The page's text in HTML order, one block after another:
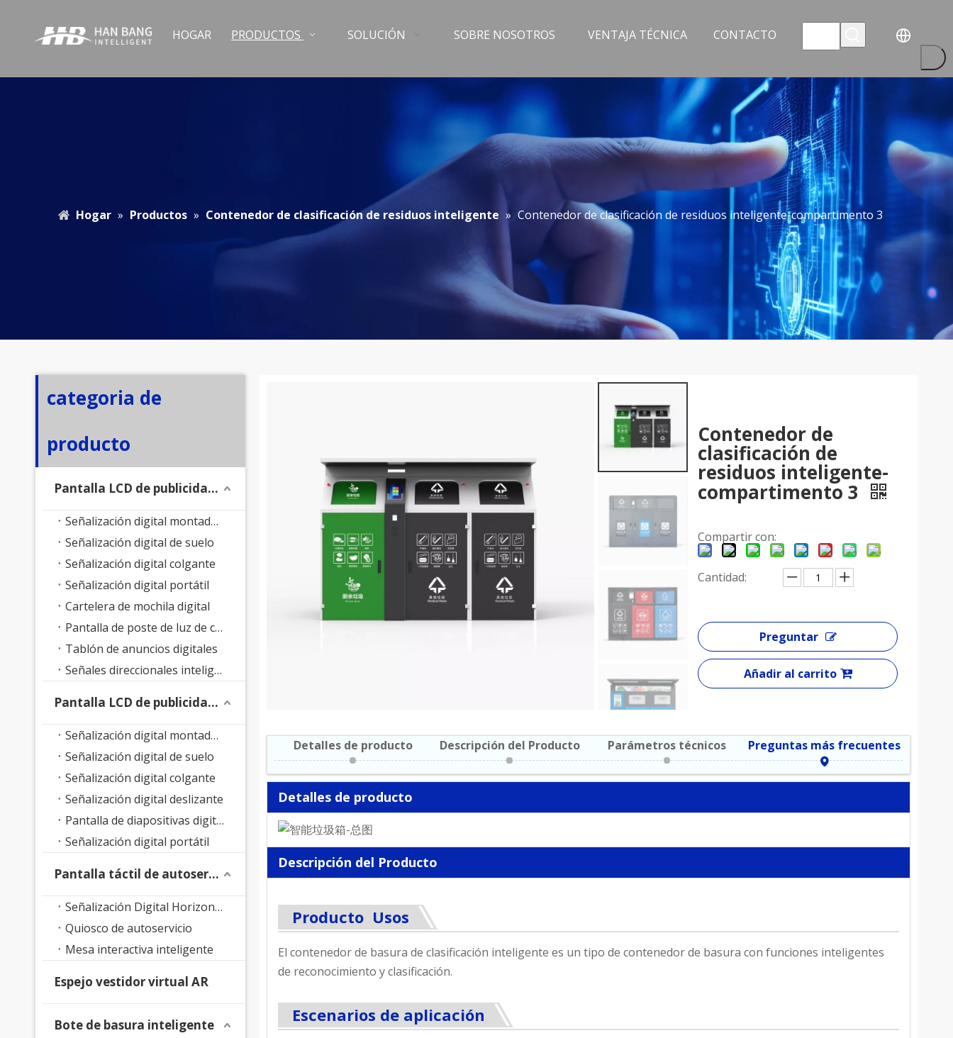
HOGAR PRODUCTOS SOLUCIÓN SOBRE NOSOTROS VENTAJA TÉCNICA CONTACTO
Hogar » Productos » Contenedor de clasificación de residuos inteligente » Contenedor de clasificación de residuos inteligente-compartimento 3
categoria de
producto
Pantalla LCD de publicidad exterior
Señalización digital montada en la pared
Señalización digital de suelo
Señalización digital colgante
Señalización digital portátil
Cartelera de mochila digital
Pantalla de poste de luz de calle inteligente
Tablón de anuncios digitales
Señales direccionales inteligentes
Pantalla LCD de publicidad interior
Señalización digital montada en la pared
Señalización digital de suelo
Señalización digital colgante
Señalización digital deslizante
Pantalla de diapositivas digitales
Señalización digital portátil
Pantalla táctil de autoservicio
Señalización Digital Horizontal
Quiosco de autoservicio
Mesa interactiva inteligente
Espejo vestidor virtual AR
Bote de basura inteligente
Contenedor de
clasificación de
residuos inteligente-
compartimento 3
Compartir con:
Cantidad:
Preguntar
Añadir al carrito
Detalles de producto Descripción del Producto Parámetros técnicos Preguntas más frecuentes
Detalles de producto
Descripción del Producto
Producto Usos
El contenedor de basura de clasificación inteligente es un tipo de contenedor de basura con funciones inteligentes
de reconocimiento y clasificación.
Escenarios de aplicación